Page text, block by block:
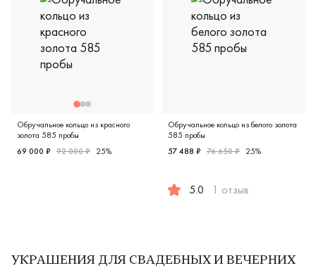
Обручальное кольцо из красного
золота 585 пробы
Женские, красное золото 585 пробы, дизайнерская,
69 000 ₽ 92 000 ₽ 25%
Обручальное кольцо из белого золота
585 пробы
57 488 ₽ 76 650 ₽ 25%
5.0 1 отзыв
УКРАШЕНИЯ ДЛЯ СВАДЕБНЫХ И ВЕЧЕРНИХ